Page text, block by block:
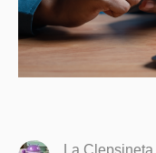
La Clepsineta